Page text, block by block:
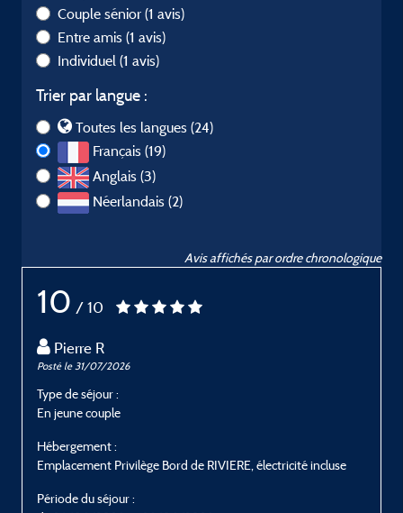
Couple sénior (1 avis)
Entre amis (1 avis)
Individuel (1 avis)
Trier par langue :
Toutes les langues (24)
Français (19)
Anglais (3)
Néerlandais (2)
Avis affichés par ordre chronologique
10 / 10
Pierre R
Posté le 31/07/2026
Type de séjour :
En jeune couple
Hébergement :
Emplacement Privilège Bord de RIVIERE, électricité incluse
Période du séjour :